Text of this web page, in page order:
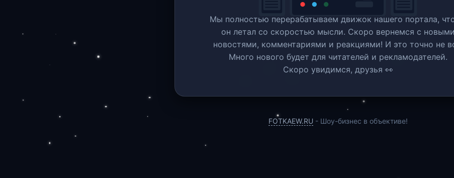
Мы полностью перерабатываем движок нашего портала,
он летал со скоростью мысли. Скоро вернемся c новыми
новостями, комментариями и реакциями! И это точно не
Много нового будет для читателей и рекламодателей.
Скоро увидимся, друзья 👀
FOTKAEW.RU - Шоу-бизнес в объективе!